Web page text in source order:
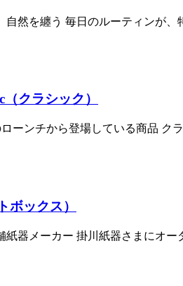
自然を纏う 毎日のルーティンが、
クラシック）
ローンチから登場している商品 ク
ボックス）
紙器メーカー 掛川紙器さまにオー